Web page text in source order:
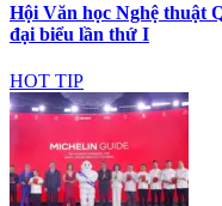
Hội Văn học Nghệ thuật
đại biểu lần thứ I
HOT TIP